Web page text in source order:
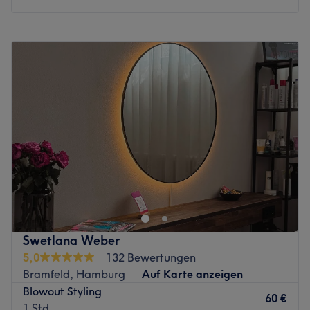
Was uns an dem Salon gefällt:
Atmosphäre: Entspannend, herzlich, stilvoll
Expertise: Schönheitsbehandlungen
Produkte und Produktmarken: Hochwertige Produkte
Extras: Kostenlose Parkplätze, kostenlose Getränke,
kostenloses W-LAN, barrierefrei, kinderfreundlich,
Haustiere erlaubt
Zurück zur Salonansicht
18:00
18:00
09:00
18:00
09:00
14:00
Geschlossen
Im Friseur-Salon Alstertal Coiffeur wird nichts dem Zufall
überlassen - dank makelloser Colorationen,
wunderschöner Balayages und hochwertiger Make-Ups
gehört dieser Salon zu den Top-Adressen in Hamburg und
darüber hinaus. Wenn auch du Lust auf eine
außergewöhnliche Behandlung hast, dann kannst du
deinen nächsten Termin ganz einfach und bequem online
über Treatwell buchen!
Swetlana Weber
5,0
132 Bewertungen
Bramfeld, Hamburg
Auf Karte anzeigen
Blowout Styling
60 €